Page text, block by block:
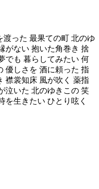
った 最果ての町 北のゆ
がない 抱いた角巻き 捨
でも 暮らしてみたい 何
優しさを 酒に頼った 指
襟裳知床 風が吹く 薬指
泣いた 北のゆきこの 笑
を生きたい ひとり呟く